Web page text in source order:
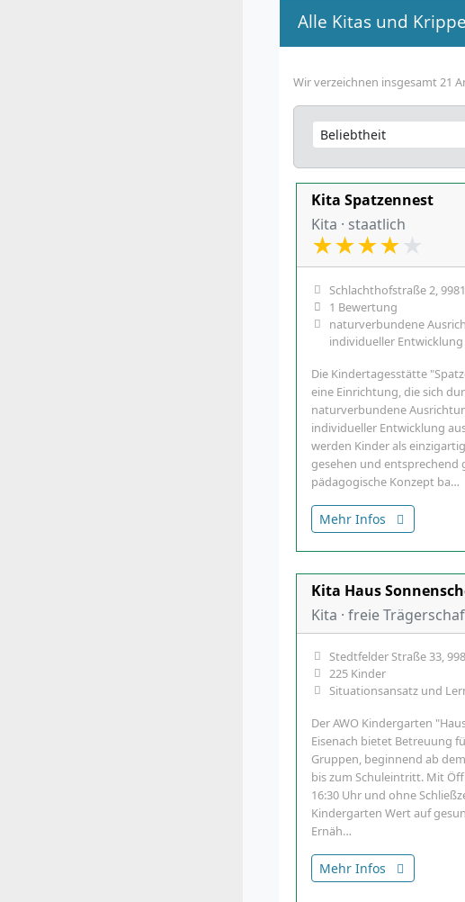
Alle Kitas und
Wir verzeichnen insgesamt 21
Kita Spatzennest
Kita · staatlich
★★★★★
Schlachthofstraße 2,
1 Bewertung
naturverbundene
individueller Entwicklung
Die Kindertagesstätte
eine Einrichtung, die sich
naturverbundene
individueller Entwicklung
werden Kinder als
gesehen und entsprechend
pädagogische Konzept ba…
Mehr Infos
Kita Haus
Kita · freie
Stedtfelder Straße 33,
225 Kinder
Situationsansatz und
Der AWO Kindergarten
Eisenach bietet Betreuung
Gruppen, beginnend ab
bis zum Schuleintritt. Mit
16:30 Uhr und ohne
Kindergarten Wert auf
Ernäh…
Mehr Infos